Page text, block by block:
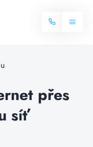
Toggle
Televize
přes
síť